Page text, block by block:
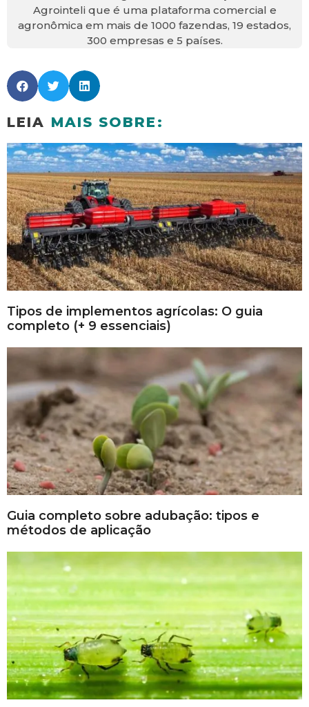
Agrointeli que é uma plataforma comercial e
agronômica em mais de 1000 fazendas, 19 estados,
300 empresas e 5 países.
LEIA MAIS SOBRE:
Tipos de implementos agrícolas: O guia
completo (+ 9 essenciais)
Guia completo sobre adubação: tipos e
métodos de aplicação